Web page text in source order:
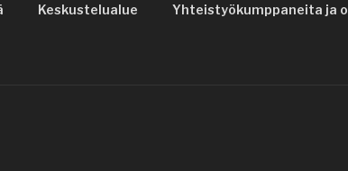
Keskustelualue Yhteistyökumppaneita ja